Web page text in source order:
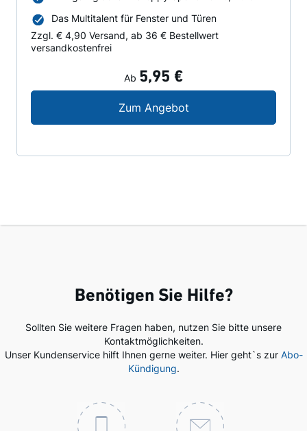
Das Multitalent für Fenster und Türen
Zzgl. € 4,90 Versand, ab 36 € Bestellwert
versandkostenfrei
Ab 5,95 €
Zum AngebotFensterstopper
Benötigen Sie Hilfe?
Sollten Sie weitere Fragen haben, nutzen Sie bitte unsere
Kontaktmöglichkeiten.
Unser Kundenservice hilft Ihnen gerne weiter. Hier geht`s zur Abo-
Kündigung.